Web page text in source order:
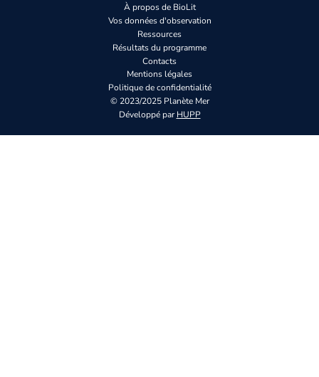
À propos de BioLit
Vos données d'observation
Ressources
Résultats du programme
Contacts
Mentions légales
Politique de confidentialité
© 2023/2025 Planète Mer
Développé parHUPP